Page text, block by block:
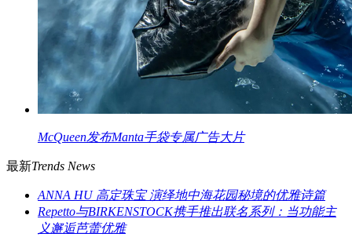
McQueen发布Manta手袋专属广告大片
最新Trends News
ANNA HU 高定珠宝 演绎地中海花园秘境的优雅诗篇
Repetto与BIRKENSTOCK携手推出联名系列：当功能主
义邂逅芭蕾优雅